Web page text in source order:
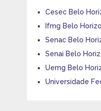
Cesec Belo
Ifmg Belo
Senac Belo
Senai Belo
Uemg Belo
Universidade